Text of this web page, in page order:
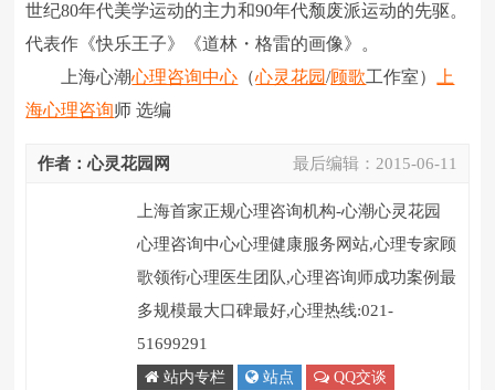
世纪80年代美学运动的主力和90年代颓废派运动的先驱。
代表作《快乐王子》《道林・格雷的画像》。
上海心潮心理咨询中心 （心灵花园/顾歌工作室）
上
海心理咨询师 选编
最后编辑： 2015-06-11
作者：心灵花园网
上海首家正规心理咨询机构-心潮心灵花园
心理咨询中心心理健康服务网站,心理专家顾
歌领衔心理医生团队,心理咨询师成功案例最
多规模最大口碑最好,心理热线:021-
51699291
站内专栏 站点 QQ交谈